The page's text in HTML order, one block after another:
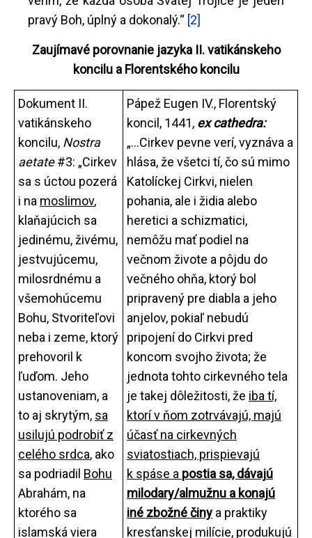
pravý Boh, úplný a dokonalý.“ [2]
Zaujímavé porovnanie jazyka II. vatikánskeho
koncilu a Florentského koncilu
Dokument II.
vatikánskeho
koncilu, Nostra
aetate#3: „Cirkev
sa s úctou pozerá
i na moslimov,
klaňajúcich sa
jedinému, živému,
jestvujúcemu,
milosrdnému a
všemohúcemu
Bohu, Stvoriteľovi
neba i zeme, ktorý
prehovoril k
ľuďom. Jeho
ustanoveniam, a
to aj skrytým, sa
usilujú podrobiť z
celého srdca, ako
sa podriadil Bohu
Abrahám, na
ktorého sa
islamská viera
Pápež Eugen IV., Florentský
koncil, 1441, ex cathedra:
„...Cirkev pevne verí, vyznáva a
hlása, že všetci tí, čo sú mimo
Katolíckej Cirkvi, nielen
pohania, ale i židia alebo
heretici a schizmatici,
nemôžu mať podiel na
večnom živote a pôjdu do
večného ohňa, ktorý bol
pripravený pre diabla a jeho
anjelov, pokiaľ nebudú
pripojení do Cirkvi pred
koncom svojho života; že
jednota tohto cirkevného tela
je takej dôležitosti, že iba tí,
ktorí v ňom zotrvávajú, majú
účasť na cirkevných
sviatostiach, prispievajú
k spáse a postia sa, dávajú
milodary/almužnu a konajú
iné zbožné činy a praktiky
kresťanskej milície, produkujú